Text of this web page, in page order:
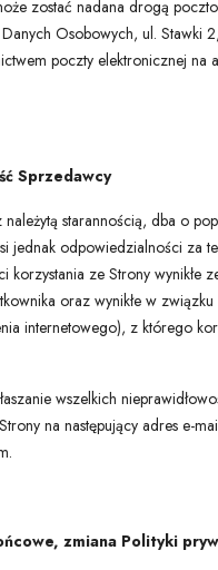
zostać nadana drogą
Osobowych, ul. Stawki
poczty elektronicznej na
Sprzedawcy
starannością, dba o
jednak odpowiedzialności za
ze Strony wynikłe
oraz wynikłe w
internetowego), z którego
wszelkich
na następujący adres e-
zmiana Polityki